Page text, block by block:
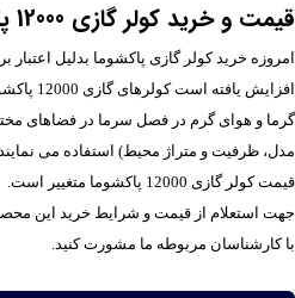
قیمت و خرید کولر گازی 12000 پاکشوما
امروزه خرید کولر گازی پاکشوما بدلیل اعتبار
افزایش
گرما و هوای گرم در فصل سرما در فضاهای
مدل، ظرفیت و متراژ محیط) استفاده می
قیمت کولر گازی 12000 پاکشوما متغییر است.
جهت استعلام از قیمت و شرایط خرید این
با کارشناسان مربوطه ما مشورت کنید.